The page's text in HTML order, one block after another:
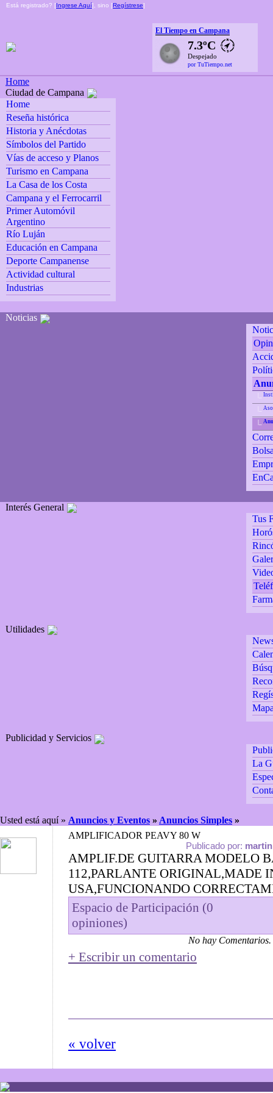
Está registrado? [Ingrese Aquí], sino [Regístrese]
El Tiempo en Campana
7.3ºC
Despejado
por TuTiempo.net
Home
Ciudad de Campana
Home
Reseña histórica
Historia y Anécdotas
Símbolos del Partido
Vías de acceso y Planos
Turismo en Campana
La Casa de los Costa
Campana y el Ferrocarril
Primer Automóvil
Argentino
Río Luján
Educación en Campana
Deporte Campanense
Actividad cultural
Industrias
Noticias
Interés General
Tus
Utilidades
Publicidad y Servicios
La
Usted está aquí » Anuncios y Eventos » Anuncios Simples »
AMPLIFICADOR PEAVY 80 W
Publicado por:
AMPLIF.DE GUITARRA MODELO
112,PARLANTE ORIGINAL,MADE
USA,FUNCIONANDO
Espacio de Participación (0
opiniones)
No hay Comentarios.
+ Escribir un comentario
« volver